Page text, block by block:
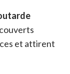
et attirent